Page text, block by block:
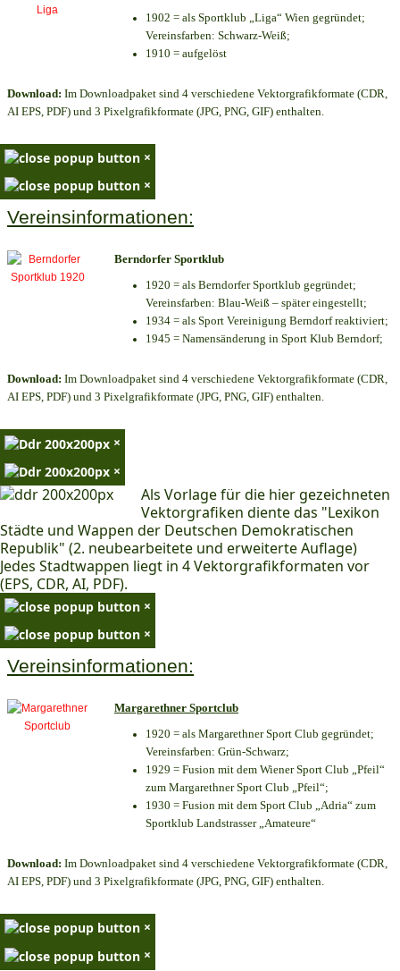
1902 = als Sportklub „Liga“ Wien gegründet;
Vereinsfarben: Schwarz-Weiß;
1910 = aufgelöst
Download: Im Downloadpaket sind 4 verschiedene Vektorgrafikformate (CDR,
AI EPS, PDF) und 3 Pixelgrafikformate (JPG, PNG, GIF) enthalten.
×
×
Vereinsinformationen:
Berndorfer Sportklub
1920 = als Berndorfer Sportklub gegründet;
Vereinsfarben: Blau-Weiß – später eingestellt;
1934 = als Sport Vereinigung Berndorf reaktiviert;
1945 = Namensänderung in Sport Klub Berndorf;
Download: Im Downloadpaket sind 4 verschiedene Vektorgrafikformate (CDR,
AI EPS, PDF) und 3 Pixelgrafikformate (JPG, PNG, GIF) enthalten.
×
×
Als Vorlage für die hier gezeichneten
Vektorgrafiken diente das "Lexikon
Städte und Wappen der Deutschen Demokratischen
Republik" (2. neubearbeitete und erweiterte Auflage)
Jedes Stadtwappen liegt in 4 Vektorgrafikformaten vor
(EPS, CDR, AI, PDF).
×
×
Vereinsinformationen:
Margarethner Sportclub
1920 = als Margarethner Sport Club gegründet;
Vereinsfarben: Grün-Schwarz;
1929 = Fusion mit dem Wiener Sport Club „Pfeil“
zum Margarethner Sport Club „Pfeil“;
1930 = Fusion mit dem Sport Club „Adria“ zum
Sportklub Landstrasser „Amateure“
Download: Im Downloadpaket sind 4 verschiedene Vektorgrafikformate (CDR,
AI EPS, PDF) und 3 Pixelgrafikformate (JPG, PNG, GIF) enthalten.
×
×